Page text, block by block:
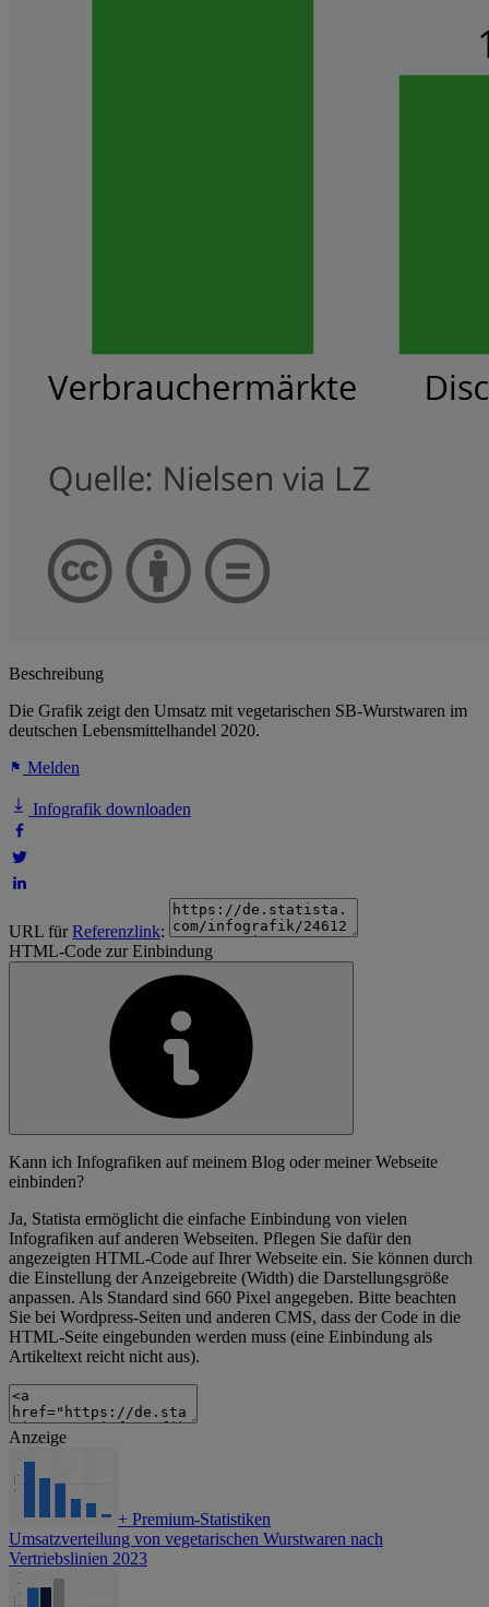
Beschreibung
Die Grafik zeigt den Umsatz mit vegetarischen SB-Wurstwaren im
deutschen Lebensmittelhandel 2020.
Melden
Infografik downloaden
URL fürReferenzlink:
HTML-Code zur Einbindung
Kann ich Infografiken auf meinem Blog oder meiner Webseite
einbinden?
Ja, Statista ermöglicht die einfache Einbindung von vielen
Infografiken auf anderen Webseiten. Pflegen Sie dafür den
angezeigten HTML-Code auf Ihrer Webseite ein. Sie können durch
die Einstellung der Anzeigebreite (Width) die Darstellungsgröße
anpassen. Als Standard sind 660 Pixel angegeben. Bitte beachten
Sie bei Wordpress-Seiten und anderen CMS, dass der Code in die
HTML-Seite eingebunden werden muss (eine Einbindung als
Artikeltext reicht nicht aus).
Anzeige
+ Premium-Statistiken
Umsatzverteilung von vegetarischen Wurstwaren nach
Vertriebslinien 2023